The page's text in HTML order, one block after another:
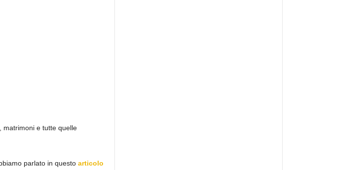
matrimoni e tutte quelle
parlato in questo articolo